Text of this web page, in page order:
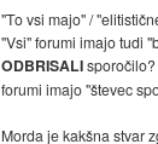
"To vsi majo" /
"Vsi" forumi imajo tudi
ODBRISALI
forumi imajo "števec
Morda je kakšna stvar